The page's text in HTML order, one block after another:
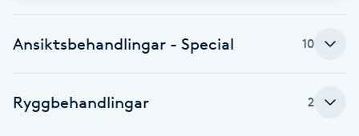
E
Extensions
Ansiktsbehandlingar - Special 10
Ryggbehandlingar 2